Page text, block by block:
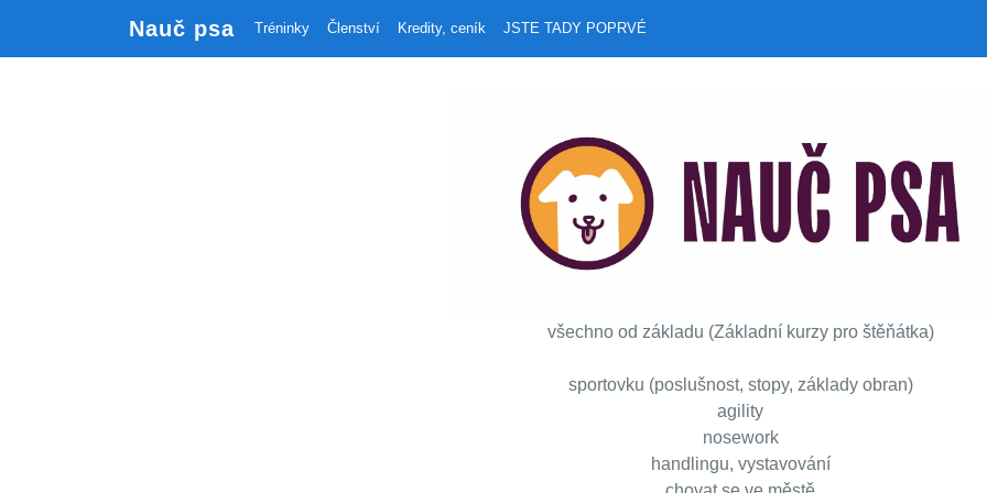
Nauč psa Tréninky Členství Kredity, ceník JSTE TADY POPRVÉ
všechno od základu (Základní kurzy pro štěňátka)
sportovku (poslušnost, stopy, základy obran)
agility
nosework
handlingu, vystavování